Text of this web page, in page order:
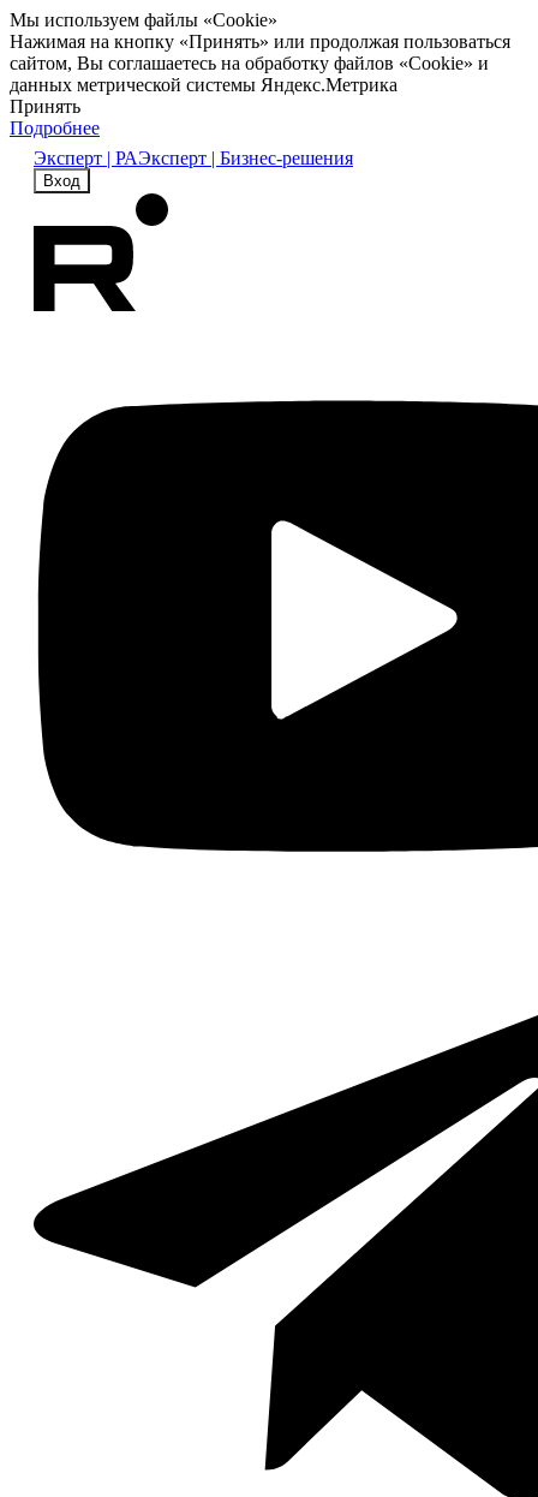
Мы используем файлы «Cookie»
Нажимая на кнопку «Принять» или продолжая пользоваться
сайтом, Вы соглашаетесь на обработку файлов «Cookie» и
данных метрической системы Яндекс.Метрика
Принять
Подробнее
Эксперт | РАЭксперт | Бизнес-решения
Вход